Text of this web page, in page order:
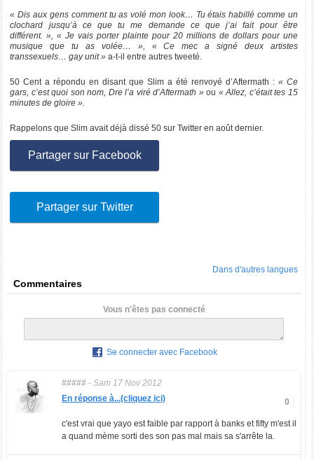
« Dis aux gens comment tu as volé mon look… Tu étais habillé comme un
clochard jusqu’à ce que tu me demande ce que j’ai fait pour être
différent. », « Je vais porter plainte pour 20 millions de dollars pour une
musique que tu as volée… », « Ce mec a signé deux artistes
transsexuels… gay unit » a-t-il entre autres tweeté.
50 Cent a répondu en disant que Slim a été renvoyé d’Aftermath : « Ce
gars, c’est quoi son nom, Dre l’a viré d’Aftermath »ou « Allez, c’était tes 15
minutes de gloire ».
Rappelons que Slim avait déjà dissé 50 sur Twitter en août dernier.
Partager sur Facebook
Partager sur Twitter
Dans d'autres langues
Commentaires
Vous n'êtes pas connecté
Se connecter avec Facebook
#####- Sam 17 Nov 2012
0
En réponse à...(cliquez ici)
c'est vrai que yayo est faible par rapport à banks et fifty m'est il
a quand mème sorti des son pas mal mais sa s'arrête la.